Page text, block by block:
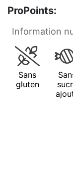
ProPoints:
Information
Sans
gluten